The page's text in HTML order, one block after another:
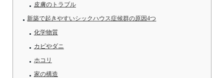
皮膚のトラブル
新築で起きやすいシックハウス症候群の原因4つ
化学物質
カビやダニ
ホコリ
家の構造